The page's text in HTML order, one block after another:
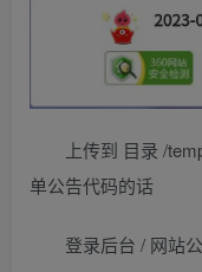
上传到 目录 /
单公告代码的话
登录后台 / 网站